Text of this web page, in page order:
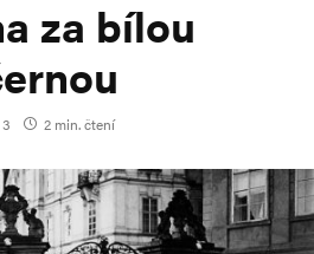
za bílou
3 2 min. čtení